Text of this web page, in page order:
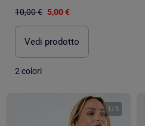
10,00 € 5,00 €
Vedi prodotto
2 colori
1 / 3